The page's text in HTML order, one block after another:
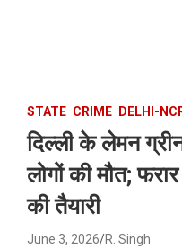
STATE CRIME DELHI-
दिल्ली के लेमन
लोगों की मौत;
की तैयारी
June 3, 2026 R. Singh